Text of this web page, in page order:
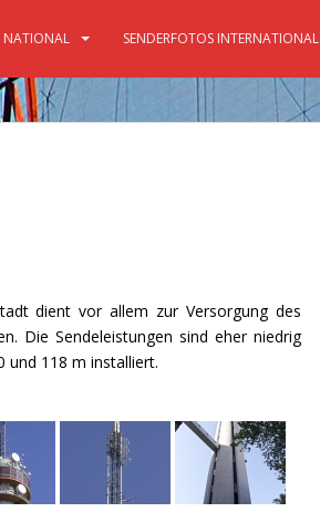
NATIONAL SENDERFOTOS INTERNATIONAL
dient vor allem zur Versorgung des
Die Sendeleistungen sind eher niedrig
und 118 m installiert.